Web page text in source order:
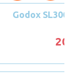
3'lü Set